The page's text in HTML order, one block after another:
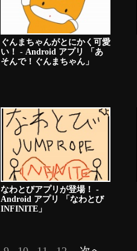
ぐんまちゃんがとにかく可愛
い！ - Android アプリ 「あ
そんで！ぐんまちゃん」
なわとびアプリが登場！ -
Android アプリ 「なわとび
INFINITE」